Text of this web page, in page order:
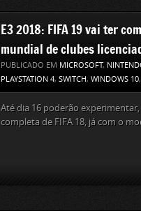
E3 2018: FIFA 19 vai ter
mundial de clubes
PUBLICADO EM MICROSOFT,
PLAYSTATION 4, SWITCH, WINDOWS 10,
Até dia 16 poderão
completa de FIFA 18, já com o